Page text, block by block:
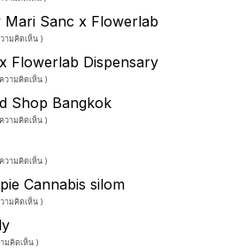
Mari Sanc x Flowerlab
ามคิดเห็น )
Flowerlab Dispensary
วามคิดเห็น )
Shop Bangkok
วามคิดเห็น )
วามคิดเห็น )
Cannabis silom
ามคิดเห็น )
มคิดเห็น )